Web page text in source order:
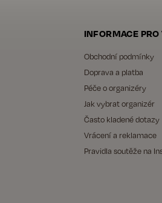
INFORMACE
Obchodní podmínky
Doprava a platba
Péče o organizéry
Jak vybrat organizér
Často kladené dotazy
Vrácení a reklamace
Pravidla soutěže na